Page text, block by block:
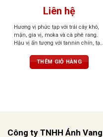
Liên hệ
Hương vị phức tạp với trái cây khô,
mận, gia vị, moka và cà phê rang.
Hậu vị ấn tượng với tannin chín, tạo
THÊM GIỎ HÀNG
Công ty TNHH Ánh Vang